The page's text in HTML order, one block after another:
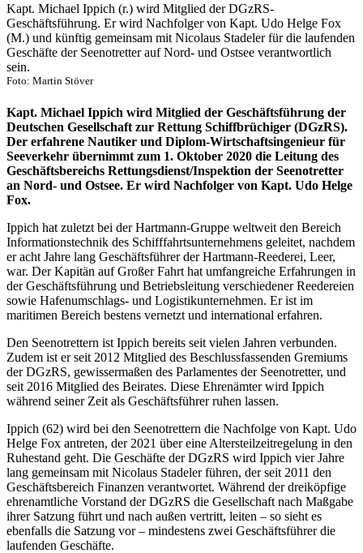
Kapt. Michael Ippich (r.) wird Mitglied der DGzRS-
Geschäftsführung. Er wird Nachfolger von Kapt. Udo Helge Fox
(M.) und künftig gemeinsam mit Nicolaus Stadeler für die laufenden
Geschäfte der Seenotretter auf Nord- und Ostsee verantwortlich
sein.
Foto: Martin Stöver
Kapt. Michael Ippich wird Mitglied der Geschäftsführung der
Deutschen Gesellschaft zur Rettung Schiffbrüchiger (DGzRS).
Der erfahrene Nautiker und Diplom-Wirtschaftsingenieur für
Seeverkehr übernimmt zum 1. Oktober 2020 die Leitung des
Geschäftsbereichs Rettungsdienst/Inspektion der Seenotretter
an Nord- und Ostsee. Er wird Nachfolger von Kapt. Udo Helge
Fox.
Ippich hat zuletzt bei der Hartmann-Gruppe weltweit den Bereich
Informationstechnik des Schifffahrtsunternehmens geleitet, nachdem
er acht Jahre lang Geschäftsführer der Hartmann-Reederei, Leer,
war. Der Kapitän auf Großer Fahrt hat umfangreiche Erfahrungen in
der Geschäftsführung und Betriebsleitung verschiedener Reedereien
sowie Hafenumschlags- und Logistikunternehmen. Er ist im
maritimen Bereich bestens vernetzt und international erfahren.
Den Seenotrettern ist Ippich bereits seit vielen Jahren verbunden.
Zudem ist er seit 2012 Mitglied des Beschlussfassenden Gremiums
der DGzRS, gewissermaßen des Parlamentes der Seenotretter, und
seit 2016 Mitglied des Beirates. Diese Ehrenämter wird Ippich
während seiner Zeit als Geschäftsführer ruhen lassen.
Ippich (62) wird bei den Seenotrettern die Nachfolge von Kapt. Udo
Helge Fox antreten, der 2021 über eine Altersteilzeitregelung in den
Ruhestand geht. Die Geschäfte der DGzRS wird Ippich vier Jahre
lang gemeinsam mit Nicolaus Stadeler führen, der seit 2011 den
Geschäftsbereich Finanzen verantwortet. Während der dreiköpfige
ehrenamtliche Vorstand der DGzRS die Gesellschaft nach Maßgabe
ihrer Satzung führt und nach außen vertritt, leiten – so sieht es
ebenfalls die Satzung vor – mindestens zwei Geschäftsführer die
laufenden Geschäfte.